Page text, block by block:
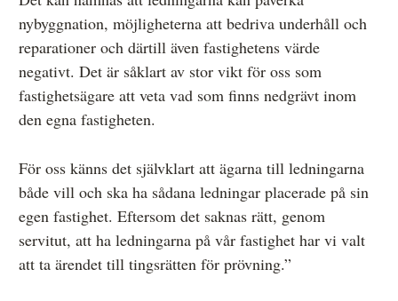
nybyggnation, möjligheterna att bedriva underhåll och
reparationer och därtill även fastighetens värde
negativt. Det är såklart av stor vikt för oss som
fastighetsägare att veta vad som finns nedgrävt inom
den egna fastigheten.
För oss känns det självklart att ägarna till ledningarna
både vill och ska ha sådana ledningar placerade på sin
egen fastighet. Eftersom det saknas rätt, genom
servitut, att ha ledningarna på vår fastighet har vi valt
att ta ärendet till tingsrätten för prövning.”